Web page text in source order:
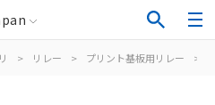
> リレー > プリント基板用リレー >